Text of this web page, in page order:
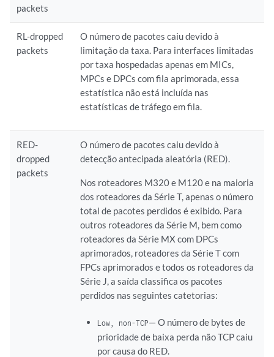
packets
RL-dropped
packets
O número de pacotes caiu devido à
limitação da taxa. Para interfaces limitadas
por taxa hospedadas apenas em MICs,
MPCs e DPCs com fila aprimorada, essa
estatística não está incluída nas
estatísticas de tráfego em fila.
RED-
dropped
packets
O número de pacotes caiu devido à
detecção antecipada aleatória (RED).
Nos roteadores M320 e M120 e na maioria
dos roteadores da Série T, apenas o número
total de pacotes perdidos é exibido. Para
outros roteadores da Série M, bem como
roteadores da Série MX com DPCs
aprimorados, roteadores da Série T com
FPCs aprimorados e todos os roteadores da
Série J, a saída classifica os pacotes
perdidos nas seguintes catetorias:
Low, non-TCP— O número de bytes de
prioridade de baixa perda não TCP caiu
por causa do RED.